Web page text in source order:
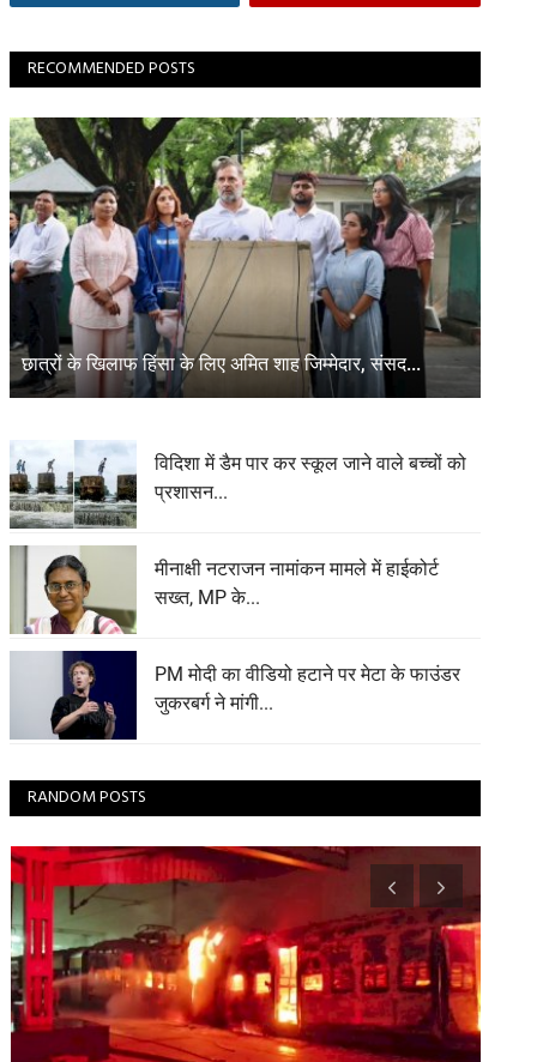
RECOMMENDED POSTS
छात्रों के खिलाफ हिंसा के लिए अमित शाह जिम्मेदार, संसद...
विदिशा में डैम पार कर स्कूल जाने वाले बच्चों को
प्रशासन...
मीनाक्षी नटराजन नामांकन मामले में हाईकोर्ट
सख्त, MP के...
PM मोदी का वीडियो हटाने पर मेटा के फाउंडर
जुकरबर्ग ने मांगी...
RANDOM POSTS